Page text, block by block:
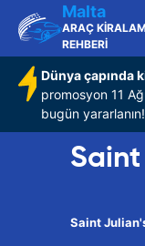
Malta
ARAÇ
REHBERİ
Dünya çapında
promosyon 11
bugün yararlanın!
Saint